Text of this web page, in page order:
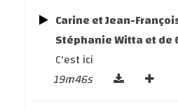
Carine et Jean-
Stéphanie Witta et de
C'est ici
19m46s